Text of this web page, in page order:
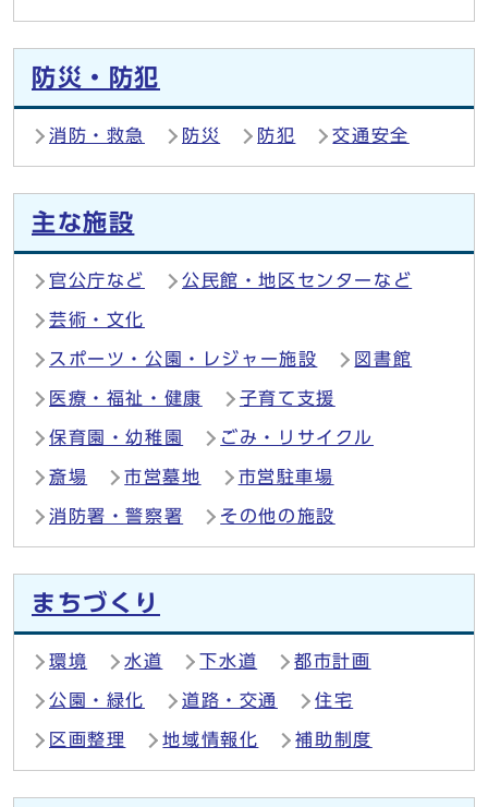
防災・防犯
消防・救急 防災 防犯 交通安全
主な施設
官公庁など 公民館・地区センターなど
芸術・文化
スポーツ・公園・レジャー施設 図書館
医療・福祉・健康 子育て支援
保育園・幼稚園 ごみ・リサイクル
斎場 市営墓地 市営駐車場
消防署・警察署 その他の施設
まちづくり
環境 水道 下水道 都市計画
公園・緑化 道路・交通 住宅
区画整理 地域情報化 補助制度